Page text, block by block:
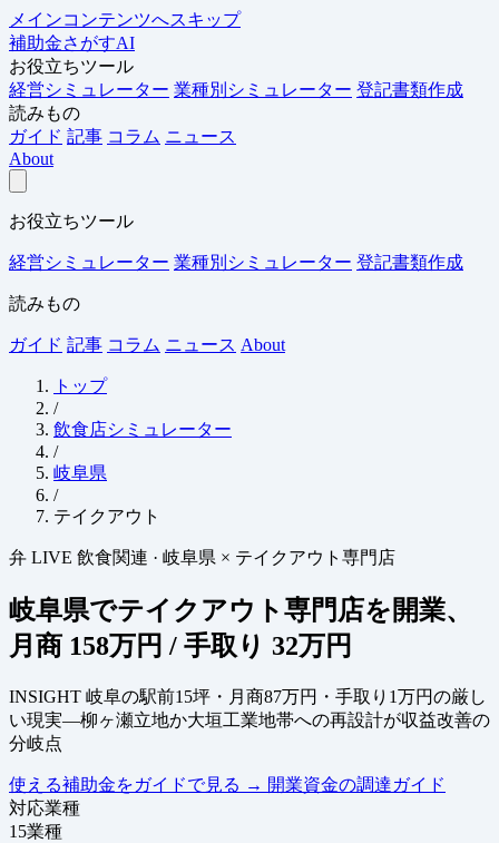
メインコンテンツへスキップ
補助金さがすAI
お役立ちツール
経営シミュレーター 業種別シミュレーター 登記書類作成
読みもの
ガイド 記事 コラム ニュース
About
お役立ちツール
経営シミュレーター 業種別シミュレーター 登記書類作成
読みもの
ガイド 記事 コラム ニュース About
トップ
/
飲食店シミュレーター
/
岐阜県
/
テイクアウト
弁 LIVE 飲食関連 · 岐阜県 × テイクアウト専門店
岐阜県でテイクアウト専門店を開業、
月商 158万円 / 手取り 32万円
INSIGHT 岐阜の駅前15坪・月商87万円・手取り1万円の厳し
い現実—柳ヶ瀬立地か大垣工業地帯への再設計が収益改善の
分岐点
使える補助金をガイドで見る → 開業資金の調達ガイド
対応業種
15業種